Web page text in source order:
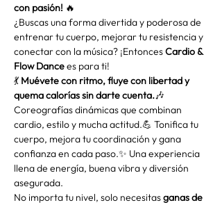
con pasión! 🔥
¿Buscas una forma divertida y poderosa de
entrenar tu cuerpo, mejorar tu resistencia y
conectar con la música? ¡Entonces Cardio &
Flow Dance es para ti!
💃 Muévete con ritmo, fluye con libertad y
quema calorías sin darte cuenta.🎶
Coreografías dinámicas que combinan
cardio, estilo y mucha actitud.💪 Tonifica tu
cuerpo, mejora tu coordinación y gana
confianza en cada paso.✨ Una experiencia
llena de energía, buena vibra y diversión
asegurada.
No importa tu nivel, solo necesitas ganas de